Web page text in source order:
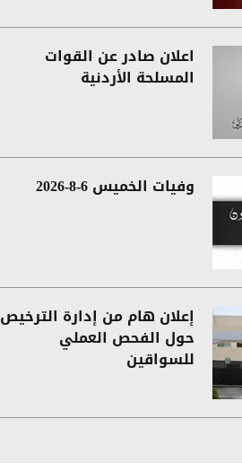
اعلان صادر عن القوات
المسلحة الأردنية
وفيات الخميس 6-8-2026
إعلان هام من إدارة الترخيص
حول الفحص العملي
للسواقين